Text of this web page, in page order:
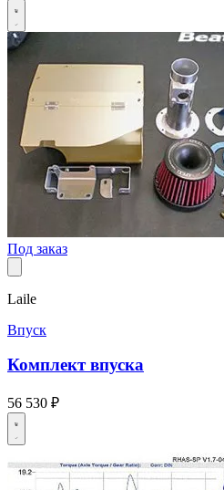
Под заказ
Laile
Впуск
Комплект впуска
56 530 ₽